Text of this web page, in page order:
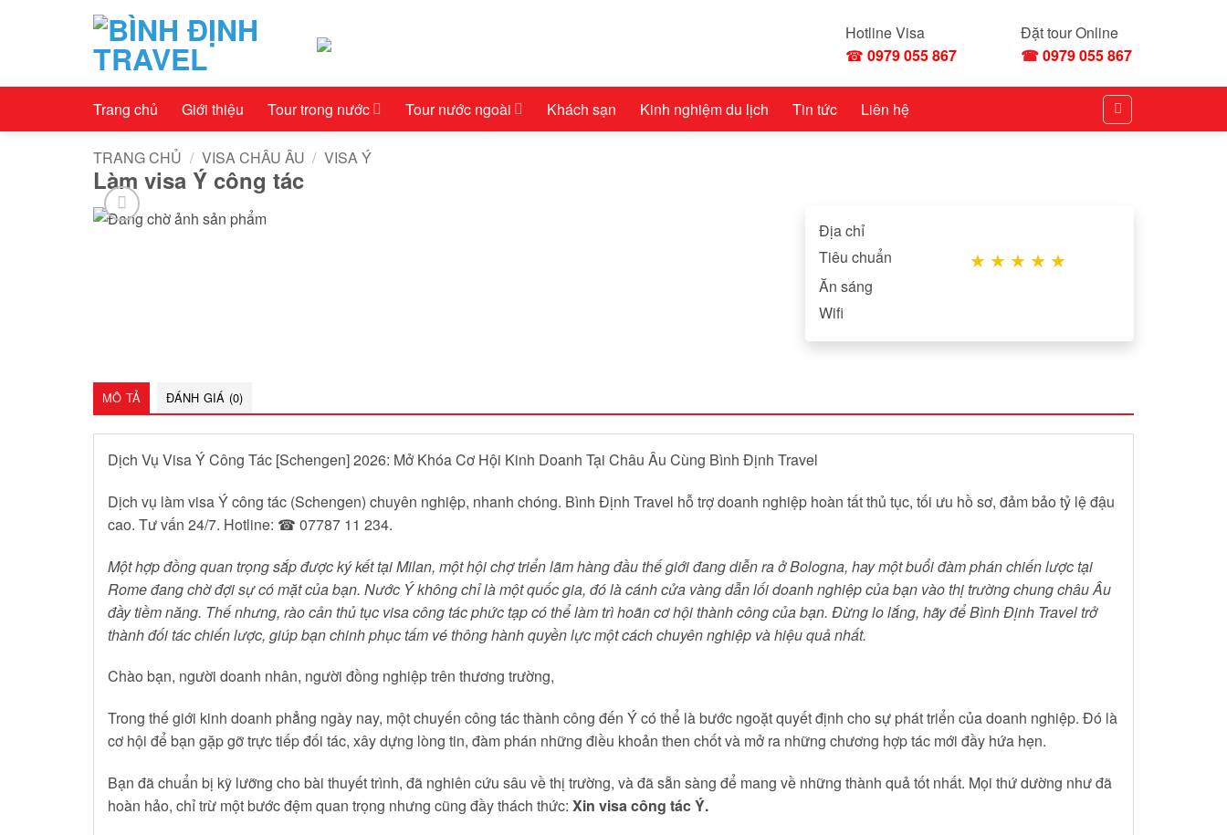
Hotline Visa
☎ 0979 055 867
Đặt tour Online
☎0979 055 867
Trang chủ Giới thiệu Tour trong nước Tour nước ngoài Khách sạn Kinh nghiệm du lịch Tin tức Liên hệ
TRANG CHỦ / VISA CHÂU ÂU / VISA Ý
Làm visa Ý công tác
Địa chỉ
Tiêu chuẩn
★ ★ ★ ★ ★
Ăn sáng
Wifi
MÔ TẢ ĐÁNH GIÁ (0)
Dịch Vụ Visa Ý Công Tác [Schengen] 2026: Mở Khóa Cơ Hội Kinh Doanh Tại Châu Âu Cùng Bình Định Travel
Dịch vụ làm visa Ý công tác (Schengen) chuyên nghiệp, nhanh chóng. Bình Định Travel hỗ trợ doanh nghiệp hoàn tất thủ tục, tối ưu hồ sơ, đảm bảo tỷ lệ đậu
cao. Tư vấn 24/7. Hotline: ☎ 07787 11 234.
Một hợp đồng quan trọng sắp được ký kết tại Milan, một hội chợ triển lãm hàng đầu thế giới đang diễn ra ở Bologna, hay một buổi đàm phán chiến lược tại
Rome đang chờ đợi sự có mặt của bạn. Nước Ý không chỉ là một quốc gia, đó là cánh cửa vàng dẫn lối doanh nghiệp của bạn vào thị trường chung châu Âu
đầy tiềm năng. Thế nhưng, rào cản thủ tục visa công tác phức tạp có thể làm trì hoãn cơ hội thành công của bạn. Đừng lo lắng, hãy để Bình Định Travel trở
thành đối tác chiến lược, giúp bạn chinh phục tấm vé thông hành quyền lực một cách chuyên nghiệp và hiệu quả nhất.
Chào bạn, người doanh nhân, người đồng nghiệp trên thương trường,
Trong thế giới kinh doanh phẳng ngày nay, một chuyến công tác thành công đến Ý có thể là bước ngoặt quyết định cho sự phát triển của doanh nghiệp. Đó là
cơ hội để bạn gặp gỡ trực tiếp đối tác, xây dựng lòng tin, đàm phán những điều khoản then chốt và mở ra những chương hợp tác mới đầy hứa hẹn.
Bạn đã chuẩn bị kỹ lưỡng cho bài thuyết trình, đã nghiên cứu sâu về thị trường, và đã sẵn sàng để mang về những thành quả tốt nhất. Mọi thứ dường như đã
hoàn hảo, chỉ trừ một bước đệm quan trọng nhưng cũng đầy thách thức: Xin visa công tác Ý.